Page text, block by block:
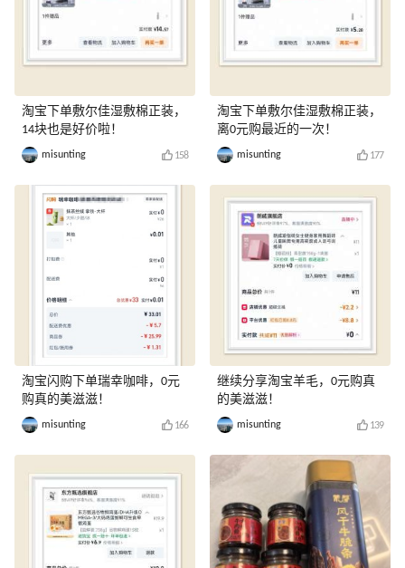
淘宝下单敷尔佳湿敷棉正装，
14块也是好价啦！
misunting 158
淘宝闪购下单瑞幸咖啡，0元
购真的美滋滋！
misunting 166
淘宝下单敷尔佳湿敷棉正装，
离0元购最近的一次！
misunting 177
继续分享淘宝羊毛，0元购真
的美滋滋！
misunting 139